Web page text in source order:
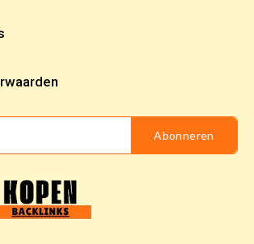
Abonneren